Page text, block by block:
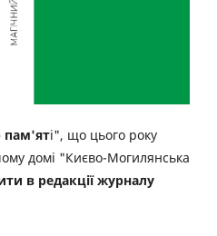
пам'яті", що цього року
домі "Києво-Могилянська
в редакції журналу